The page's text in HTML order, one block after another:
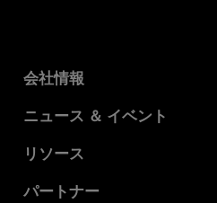
会社情報
AMD について
企業責任
キャリア
ニュース ＆ イベント
ニュースルーム
メディア ライブラリ
リソース
デベロッパー セントラル
パートナー